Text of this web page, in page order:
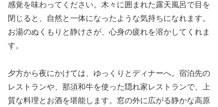
感覚を味わってください。木々に囲まれた露天風呂で目を
閉じると、自然と一体になったような気持ちになれます。
お湯のぬくもりと静けさが、心身の疲れを溶かしてくれま
す。
夕方から夜にかけては、ゆっくりとディナーへ。宿泊先の
レストランや、那須和牛を使った隠れ家レストランで、上
質な料理とお酒を堪能します。窓の外に広がる静かな高原